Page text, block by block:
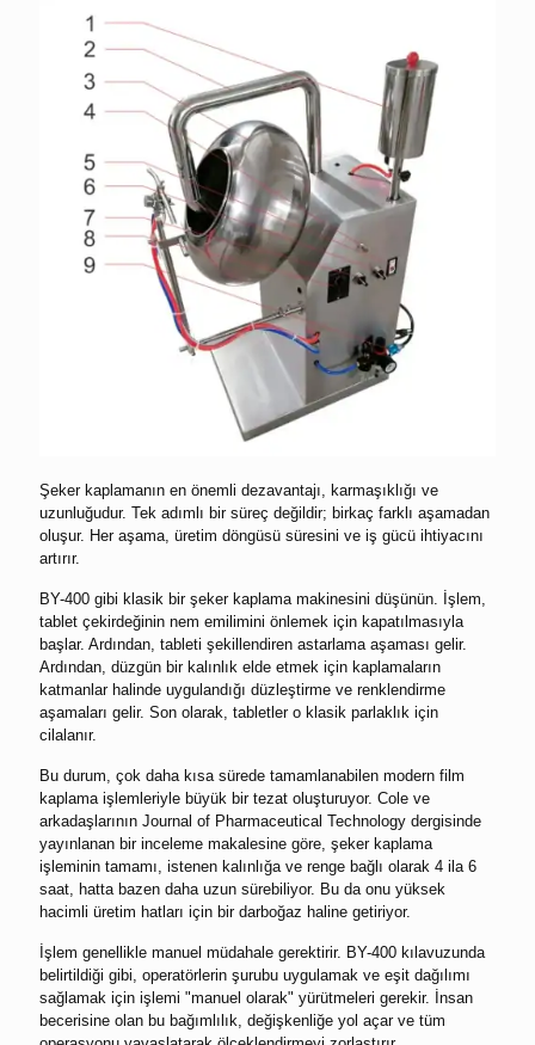
Şeker kaplamanın en önemli dezavantajı, karmaşıklığı ve
uzunluğudur. Tek adımlı bir süreç değildir; birkaç farklı aşamadan
oluşur. Her aşama, üretim döngüsü süresini ve iş gücü ihtiyacını
artırır.
BY-400 gibi klasik bir şeker kaplama makinesini düşünün. İşlem,
tablet çekirdeğinin nem emilimini önlemek için kapatılmasıyla
başlar. Ardından, tableti şekillendiren astarlama aşaması gelir.
Ardından, düzgün bir kalınlık elde etmek için kaplamaların
katmanlar halinde uygulandığı düzleştirme ve renklendirme
aşamaları gelir. Son olarak, tabletler o klasik parlaklık için
cilalanır.
Bu durum, çok daha kısa sürede tamamlanabilen modern film
kaplama işlemleriyle büyük bir tezat oluşturuyor. Cole ve
arkadaşlarının Journal of Pharmaceutical Technology dergisinde
yayınlanan bir inceleme makalesine göre, şeker kaplama
işleminin tamamı, istenen kalınlığa ve renge bağlı olarak 4 ila 6
saat, hatta bazen daha uzun sürebiliyor. Bu da onu yüksek
hacimli üretim hatları için bir darboğaz haline getiriyor.
İşlem genellikle manuel müdahale gerektirir. BY-400 kılavuzunda
belirtildiği gibi, operatörlerin şurubu uygulamak ve eşit dağılımı
sağlamak için işlemi "manuel olarak" yürütmeleri gerekir. İnsan
becerisine olan bu bağımlılık, değişkenliğe yol açar ve tüm